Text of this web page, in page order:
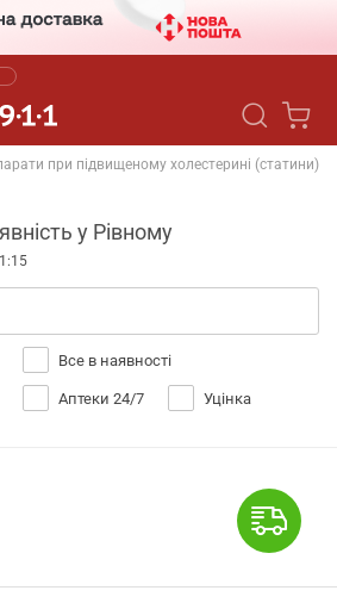
при підвищеному холестерині (статини)
у Рівному
Все в наявності
Аптеки 24/7 Уцінка